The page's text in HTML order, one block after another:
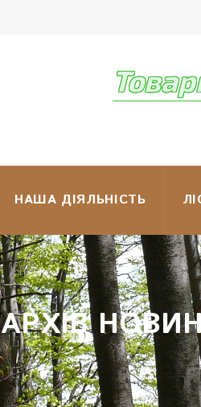
НАША ДІЯЛЬНІСТЬ
АРХІВ